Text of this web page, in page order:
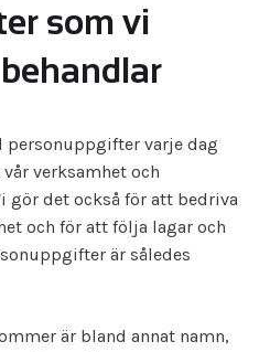
som vi
personuppgifter varje dag
verksamhet och
det också för att bedriva
och för att följa lagar och
är således
är bland annat namn,